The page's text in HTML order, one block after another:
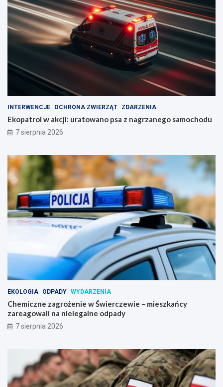
INTERWENCJE OCHRONA ZWIERZĄT ZDARZENIA
Ekopatrol w akcji: uratowano psa z nagrzanego samochodu
7 sierpnia 2026
EKOLOGIA ODPADY WYDARZENIA
Chemiczne zagrożenie w Świerczewie – mieszkańcy
zareagowali na nielegalne odpady
7 sierpnia 2026